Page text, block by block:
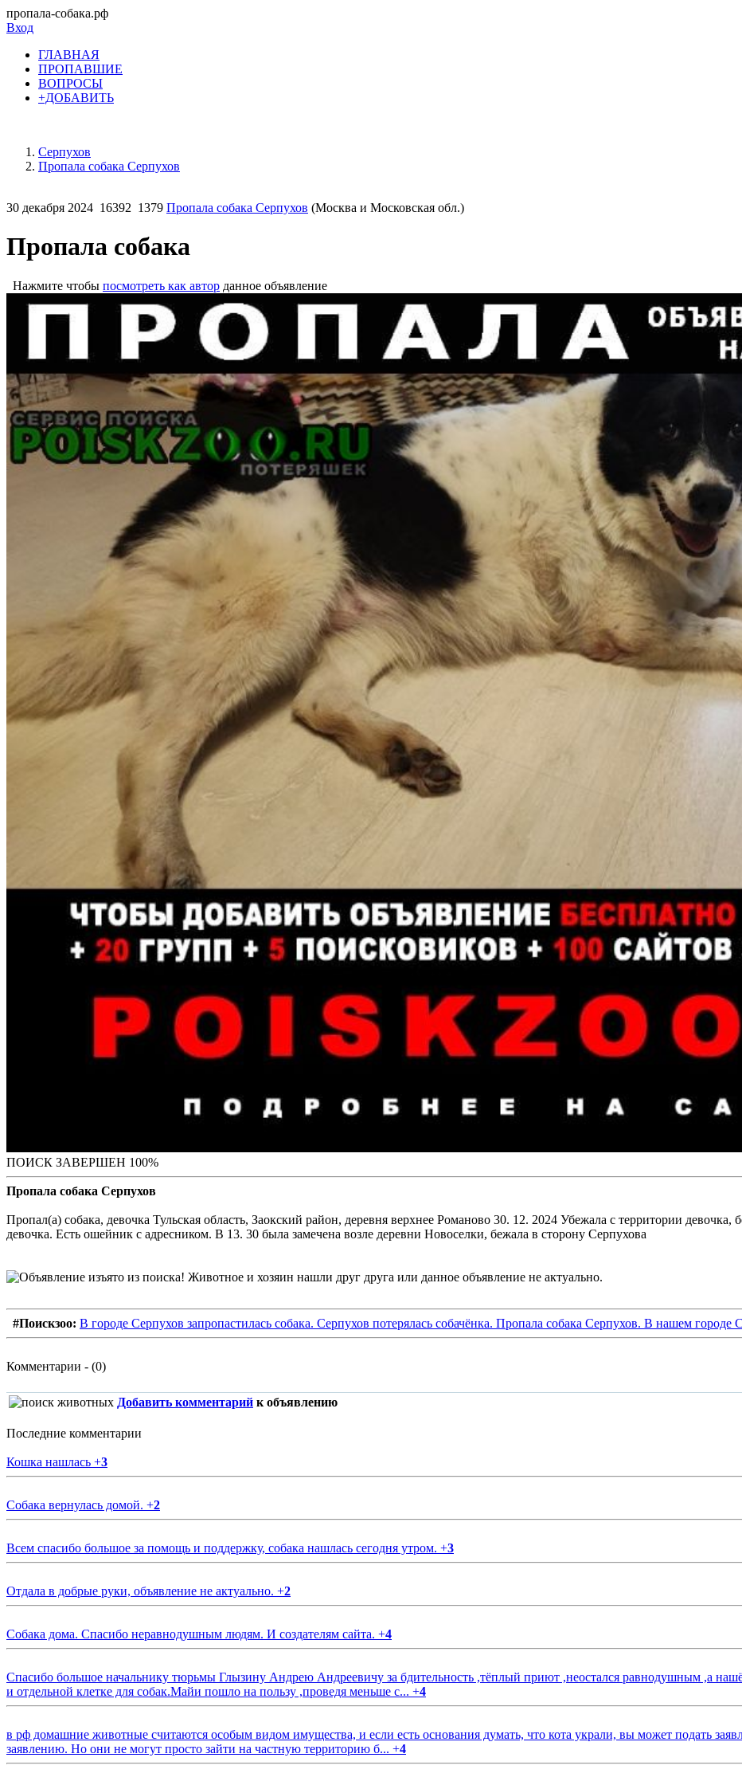
пропала-собака.рф
Вход
ГЛАВНАЯ
ПРОПАВШИЕ
ВОПРОСЫ
+ДОБАВИТЬ
Серпухов
Пропала собака Серпухов
30 декабря 2024 16392 1379 Пропала собака Серпухов (Москва и Московская обл.)
Пропала собака
Нажмите чтобы посмотреть как автор данное объявление
ПОИСК ЗАВЕРШЕН 100%
Пропала собака Серпухов
Пропал(а) собака, девочка Тульская область, Заокский район, деревня верхнее Романово 30. 12. 2024 Убежала с территории
девочка. Есть ошейник с адресником. В 13. 30 была замечена возле деревни Новоселки, бежала в сторону Серпухова
#Поискзоо: В городе Серпухов запропастилась собака. Серпухов потерялась собачёнка. Пропала собака Серпухов. В нашем городе
Комментарии - (0)
Добавить комментарий к объявлению
Последние комментарии
Кошка нашлась +3
Собака вернулась домой. +2
Всем спасибо большое за помощь и поддержку, собака нашлась сегодня утром. +3
Отдала в добрые руки, объявление не актуально. +2
Собака дома. Спасибо неравнодушным людям. И создателям сайта. +4
Спасибо большое начальнику тюрьмы Глызину Андрею Андреевичу за бдительность ,тёплый приют ,неостался равнодушным ,а
и отдельной клетке для собак.Майи пошло на пользу ,проведя меньше с... +4
в рф домашние животные считаются особым видом имущества, и если есть основания думать, что кота украли, вы может подать
заявлению. Но они не могут просто зайти на частную территорию б... +4